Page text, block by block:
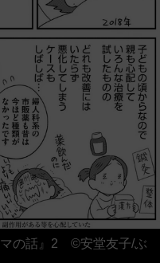
マの話』2 ©安堂友子/ぶ